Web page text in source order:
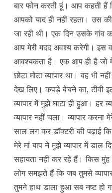
बार फोन करती हूं। आप कहती हैं
आपको याद ही नहीं रहता। उस
जा रही थी। एक दिन उसके गांव
आप मेरी मदद अवश्य करेगी। इस
आवश्यकता है। एक आप ही है जो
छोटा मोटा व्यापार था। वह भी
देख लिए। कपड़े बेचने का, टीवी
व्यापार में मुझे घाटा ही हुआ। हर
व्यापार नहीं चला। व्यापार
साल लग कर डॉक्टरी की पढ़ाई
मेरे मां बाप ने मुझे व्यापार में डाल
सहायता नहीं कर रहे हैं। किस
लोग समझते हैं कि जब तुमसे
तुमने हाथ डाला हुआ सब नष्ट हो